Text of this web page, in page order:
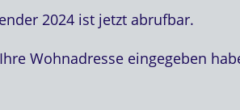
2024 ist jetzt abrufbar.
Wohnadresse eingegeben